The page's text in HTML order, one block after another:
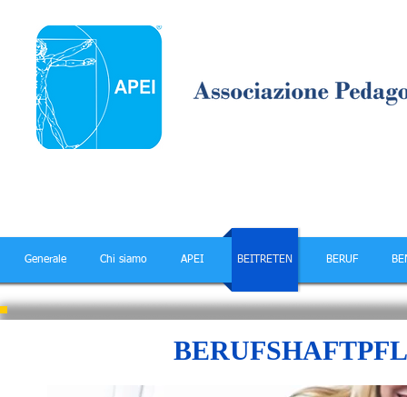
Generale Chi siamo APEI BEITRETEN BERUF